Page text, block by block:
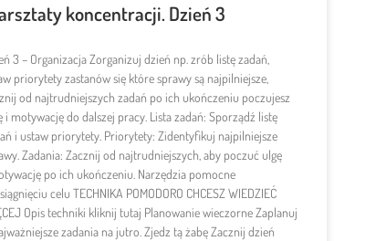
koncentracji. Dzień 3
3 – Organizacja Zorganizuj dzień np. zrób listę zadań,
priorytety zastanów się które sprawy są najpilniejsze,
od najtrudniejszych zadań po ich ukończeniu poczujesz
i motywację do dalszej pracy. Lista zadań: Sporządź listę
i ustaw priorytety. Priorytety: Zidentyfikuj najpilniejsze
Zadania: Zacznij od najtrudniejszych, aby poczuć ulgę
po ich ukończeniu. Narzędzia pomocne
celu TECHNIKA POMODORO CHCESZ WIEDZIEĆ
Opis techniki kliknij tutaj Planowanie wieczorne Zaplanuj
zadania na jutro. Zjedz tą żabę Zacznij dzień